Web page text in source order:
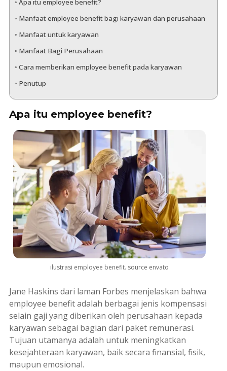
Apa itu employee benefit?
Manfaat employee benefit bagi karyawan dan perusahaan
Manfaat untuk karyawan
Manfaat Bagi Perusahaan
Cara memberikan employee benefit pada karyawan
Penutup
Apa itu employee benefit?
ilustrasi employee benefit. source envato
Jane Haskins dari laman Forbes menjelaskan bahwa
employee benefitadalah berbagai jenis kompensasi
selain gaji yang diberikan oleh perusahaan kepada
karyawan sebagai bagian dari paket remunerasi.
Tujuan utamanya adalah untuk meningkatkan
kesejahteraan karyawan, baik secara finansial, fisik,
maupun emosional.